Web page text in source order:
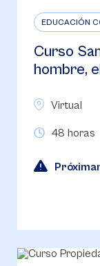
EDUCACIÓN
Curso
hombre,
Virtual
48 horas